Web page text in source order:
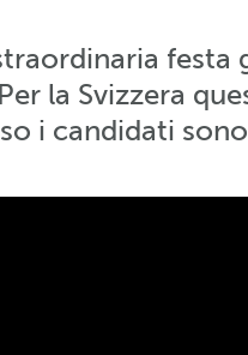
festa
la Svizzera
i candidati